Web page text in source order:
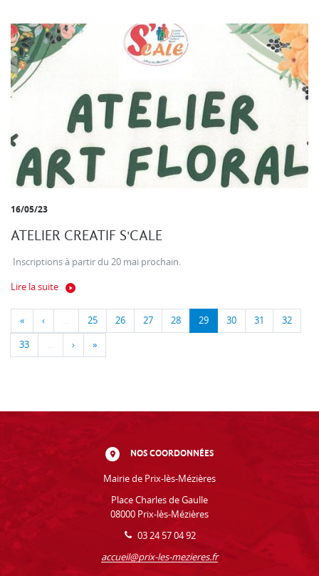
16/05/23
ATELIER CREATIF S'CALE
Inscriptions à partir du 20 mai prochain.
Lire la suite
« ‹ … 25 26 27 28 29 30 31 32
33 … › »
NOS COORDONNÉES
Mairie de Prix-lès-Mézières
Place Charles de Gaulle
08000 Prix-lès-Mézières
03 24 57 04 92
accueil@prix-les-mezieres.fr